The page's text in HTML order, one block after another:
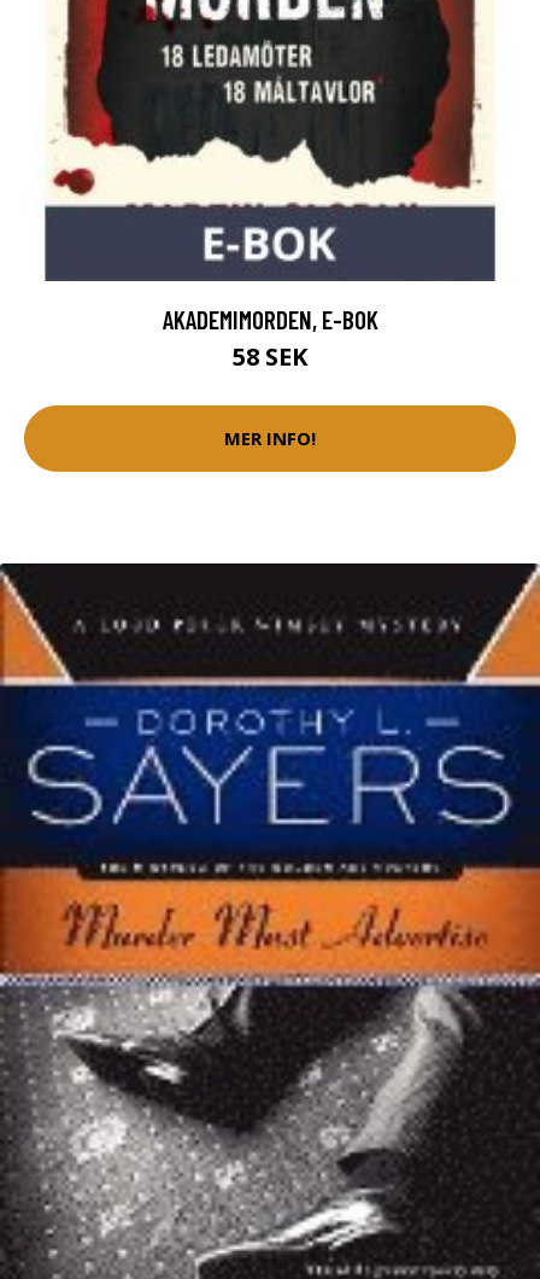
AKADEMIMORDEN, E-BOK
58 SEK
MER INFO!